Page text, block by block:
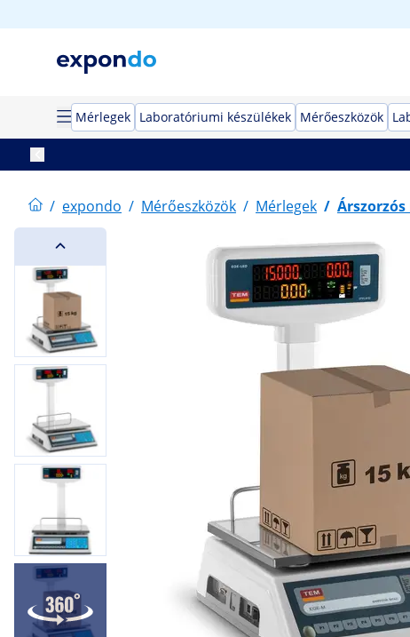
Mérlegek Laboratóriumi készülékek Mérőeszközök
/ expondo / Mérőeszközök / Mérlegek /